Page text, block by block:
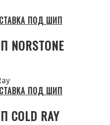
ПОД ШИП
ПОД ШИП
RAY